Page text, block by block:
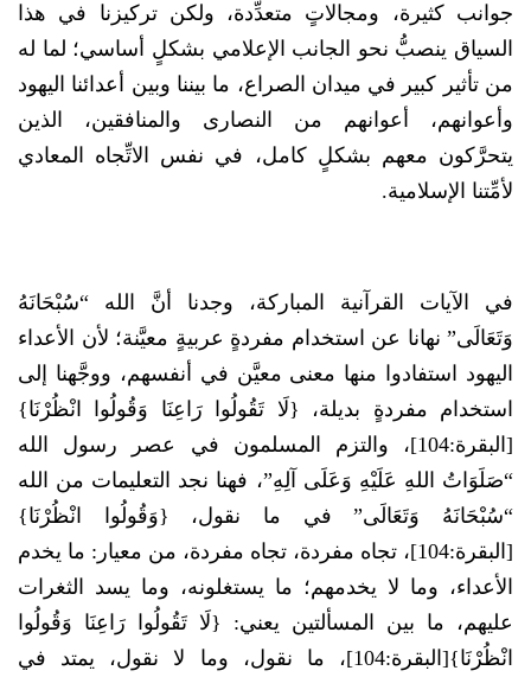
جوانب كثيرة، ومجالاتٍ متعدِّدة، ولكن تركيزنا في هذا
السياق ينصبُّ نحو الجانب الإعلامي بشكلٍ أساسي؛ لما له
من تأثير كبير في ميدان الصراع، ما بيننا وبين أعدائنا اليهود
وأعوانهم، أعوانهم من النصارى والمنافقين، الذين
يتحرَّكون معهم بشكلٍ كامل، في نفس الاتِّجاه المعادي
لأمِّتنا الإسلامية.
في الآيات القرآنية المباركة، وجدنا أنَّ الله “سُبْحَانَهُ
وَتَعَالَى” نهانا عن استخدام مفردةٍ عربيةٍ معيَّنة؛ لأن الأعداء
اليهود استفادوا منها معنى معيَّن في أنفسهم، ووجَّهنا إلى
استخدام مفردةٍ بديلة، {لَا تَقُولُوا رَاعِنَا وَقُولُوا انْظُرْنَا}
[البقرة:104]، والتزم المسلمون في عصر رسول الله
“صَلَوَاتُ اللهِ عَلَيْهِ وَعَلَى آلِهِ”، فهنا نجد التعليمات من الله
“سُبْحَانَهُ وَتَعَالَى” في ما نقول، {وَقُولُوا انْظُرْنَا}
[البقرة:104]، تجاه مفردة، تجاه مفردة، من معيار: ما يخدم
الأعداء، وما لا يخدمهم؛ ما يستغلونه، وما يسد الثغرات
عليهم، ما بين المسألتين يعني: {لَا تَقُولُوا رَاعِنَا وَقُولُوا
انْظُرْنَا}[البقرة:104]، ما نقول، وما لا نقول، يمتد في